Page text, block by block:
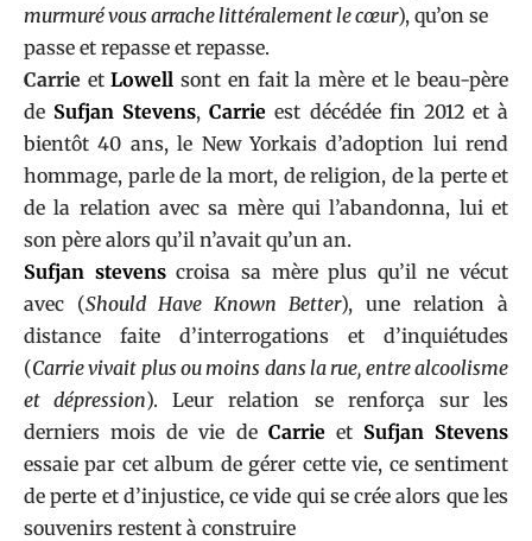
murmuré vous arrache littéralement le cœur), qu’on se
passe et repasse et repasse.
Carrie etLowell sont en fait la mère et le beau-père
de Sufjan Stevens,Carrie est décédée fin 2012 et à
bientôt 40 ans, le New Yorkais d’adoption lui rend
hommage, parle de la mort, de religion, de la perte et
de la relation avec sa mère qui l’abandonna, lui et
son père alors qu’il n’avait qu’un an.
Sufjan stevenscroisa sa mère plus qu’il ne vécut
avec (Should Have Known Better), une relation à
distance faite d’interrogations et d’inquiétudes
(Carrie vivait plus ou moins dans la rue, entre alcoolisme
et dépression). Leur relation se renforça sur les
derniers mois de vie de Carrieet Sufjan Stevens
essaie par cet album de gérer cette vie, ce sentiment
de perte et d’injustice, ce vide qui se crée alors que les
souvenirs restent à construire